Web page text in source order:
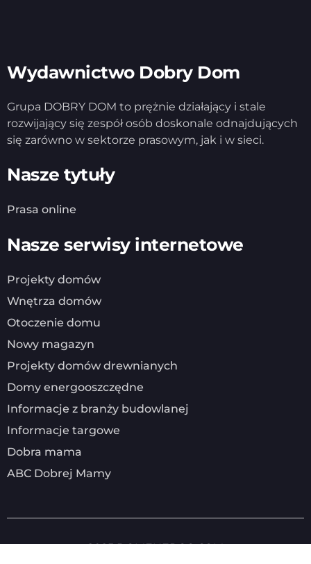
Wydawnictwo Dobry Dom
Grupa DOBRY DOM to prężnie działający i stale
rozwijający się zespół osób doskonale odnajdujących
się zarówno w sektorze prasowym, jak i w sieci.
Nasze tytuły
Prasa online
Nasze serwisy internetowe
Projekty domów
Wnętrza domów
Otoczenie domu
Nowy magazyn
Projekty domów drewnianych
Domy energooszczędne
Informacje z branży budowlanej
Informacje targowe
Dobra mama
ABC Dobrej Mamy
2025DOMENERGO.COM